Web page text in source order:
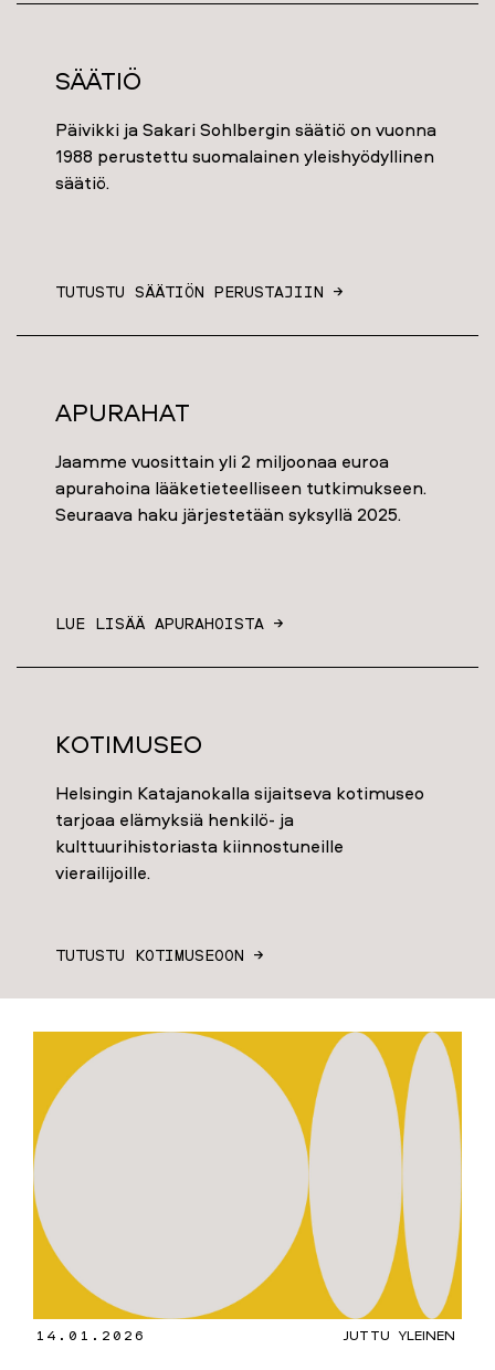
Säätiö
Päivikki ja Sakari Sohlbergin säätiö on vuonna
1988 perustettu suomalainen yleishyödyllinen
säätiö.
TUTUSTU SÄÄTIÖN PERUSTAJIIN →
Apurahat
Jaamme vuosittain yli 2 miljoonaa euroa
apurahoina lääketieteelliseen tutkimukseen.
Seuraava haku järjestetään syksyllä 2025.
LUE LISÄÄ APURAHOISTA →
Kotimuseo
Helsingin Katajanokalla sijaitseva kotimuseo
tarjoaa elämyksiä henkilö- ja
kulttuurihistoriasta kiinnostuneille
vierailijoille.
TUTUSTU KOTIMUSEOON →
14.01.2026 JUTTU YLEINEN